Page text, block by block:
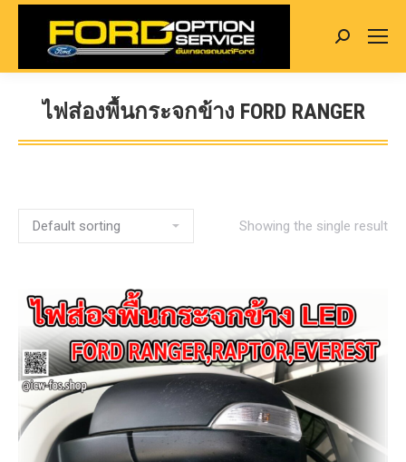
Search:
ไฟส่องพื้นกระจกข้าง FORD RANGER
You are here:
Showing the single result